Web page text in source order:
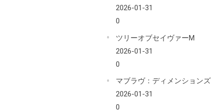
2026-01-31
0
ツリーオブセイヴァーM
2026-01-31
0
マブラヴ：ディメンションズ
2026-01-31
0